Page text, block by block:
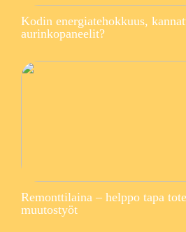
Kodin energiatehokkuus,
aurinkopaneelit?
Remonttilaina – helppo tapa
muutostyöt